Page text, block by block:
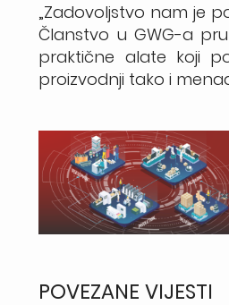
„Zadovoljstvo nam je
Članstvo u GWG-a
praktične alate koji
proizvodnji tako i
POVEZANE VIJESTI